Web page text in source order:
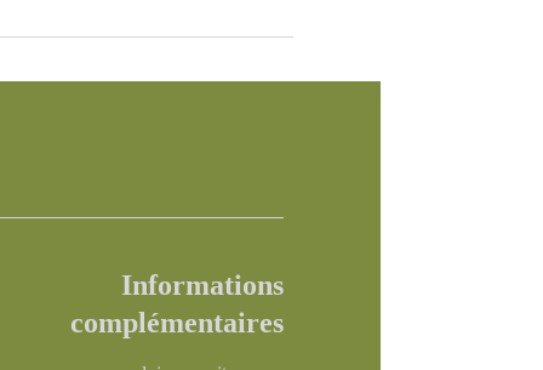
Informations
complémentaires